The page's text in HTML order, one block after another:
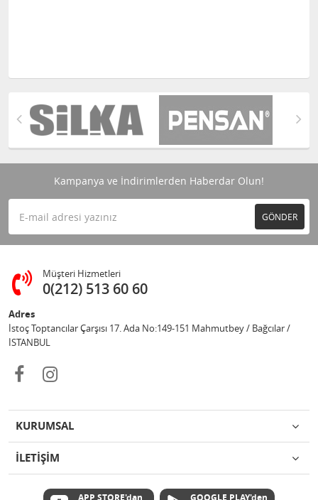
Kampanya ve İndirimlerden Haberdar Olun!
GÖNDER
Müşteri Hizmetleri
0(212) 513 60 60
Adres
İstoç Toptancılar Çarşısı 17. Ada No:149-151 Mahmutbey / Bağcılar /
İSTANBUL
KURUMSAL
İLETİŞİM
APP STORE'dan GOOGLE PLAY'den